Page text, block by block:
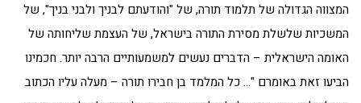
המצווה הגדולה של תלמוד תורה, של "והודעתם לבניך ולבני בניך", של
המשכיות שלשלת מסירת התורה בישראל, של העצמת שליחותה של
האומה הישראלית – הדברים נעשים למשמעותיים הרבה יותר. חכמינו
הביעו זאת באומרם "… כל המלמד בן חבירו תורה – מעלה עליו הכתוב